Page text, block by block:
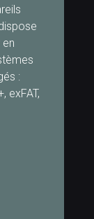
:
exFAT,